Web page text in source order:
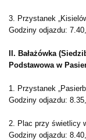
3. Przystanek
Godziny odjazdu:
II. Bałażówka
Podstawowa w
1. Przystanek
Godziny odjazdu:
2. Plac przy świetlicy
Godziny odjazdu: